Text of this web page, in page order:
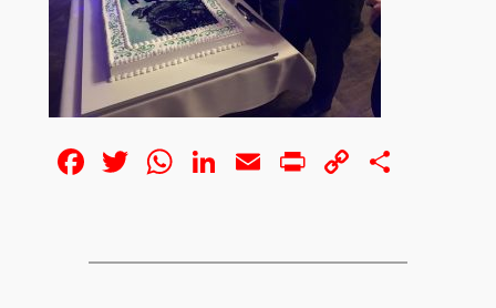
Facebook
Twitter
WhatsApp
LinkedIn
EmailPrintCopy